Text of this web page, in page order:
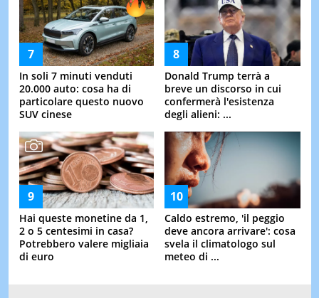
In soli 7 minuti venduti
20.000 auto: cosa ha di
particolare questo nuovo
SUV cinese
Donald Trump terrà a
breve un discorso in cui
confermerà l'esistenza
degli alieni: ...
Hai queste monetine da 1,
2 o 5 centesimi in casa?
Potrebbero valere migliaia
di euro
Caldo estremo, 'il peggio
deve ancora arrivare': cosa
svela il climatologo sul
meteo di ...